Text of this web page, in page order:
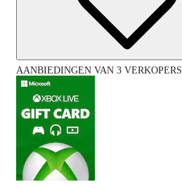
AANBIEDINGEN VAN 3 VERKOPERS